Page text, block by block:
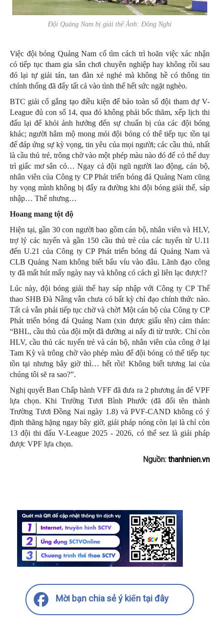
Đội Quảng Nam bị giải thể Ảnh: Đông Nghi
Việc đội bóng Quảng Nam cố tìm cách trì hoãn việc xác nhận
có tiếp tục tham gia sân chơi chuyên nghiệp hay không rồi sau
đó lại tự giải tán, tan đàn xẻ nghé mà không hề có thông tin
chính thống đã đẩy tất cả vào tình thế hết sức ngặt nghèo.
BTC giải cố gắng tạo điều kiện để bảo toàn số đội tham dự V-
League đủ con số 14, qua đó không phải bốc thăm, xếp lịch thi
đấu lại để khỏi ảnh hưởng đến sự chuẩn bị của các đội bóng
khác; người hâm mộ mong mỏi đội bóng có thể tiếp tục tồn tại
để đáp ứng sự kỳ vọng, tin yêu của mọi người; các cầu thủ, nhất
là cầu thủ trẻ, trông chờ vào một phép màu nào đó để có thể duy
trì giấc mơ sân cỏ… Ngay cả đội ngũ người lao động, cán bộ,
nhân viên của Công ty CP Phát triển bóng đá Quảng Nam cũng
hy vọng mình không bị đẩy ra đường khi đội bóng giải thể, sáp
nhập… Thế nhưng…
Hoang mang tột độ
Hiện tại, gần 30 con người bao gồm cán bộ, nhân viên và HLV,
trợ lý các tuyến và gần 150 cầu thủ trẻ của các tuyến từ U.11
đến U.21 của Công ty CP Phát triển bóng đá Quảng Nam và
CLB Quảng Nam không biết bấu víu vào đâu. Lãnh đạo công
ty đã mất hút mấy ngày nay và không có cách gì liên lạc được!?
Lúc này, đội bóng giải thể hay sáp nhập với Công ty CP Thể
thao SHB Đà Nẵng vẫn chưa có bất kỳ chỉ đạo chính thức nào.
Tất cả vẫn phải tiếp tục chờ và chờ! Một cán bộ của Công ty CP
Phát triển bóng đá Quảng Nam (xin được giấu tên) cảm thán:
“BHL, cầu thủ của đội một đã đường ai nấy đi từ trước. Chỉ còn
HLV, cầu thủ các tuyến trẻ và cán bộ, nhân viên của công ở lại
Tam Kỳ và trông chờ vào phép màu để đội bóng có thể tiếp tục
tồn tại nhưng bây giờ thì… hết rồi! Không biết tương lai của
chúng tôi sẽ ra sao?”.
Nghị quyết Ban Chấp hành VFF đã đưa ra 2 phương án để VPF
lựa chọn. Khi Trường Tươi Bình Phước (đã đổi tên thành
Trường Tươi Đồng Nai ngày 1.8) và PVF-CAND không có ý
định thăng hặng ngay bây giờ, giải pháp nóng còn lại là chỉ còn
13 đội thi đấu V-League 2025 - 2026, có thể sez là giải pháp
được VPF lựa chọn.
Nguồn: thanhnien.vn
Mời bạn chia sẻ ý kiến tại đây